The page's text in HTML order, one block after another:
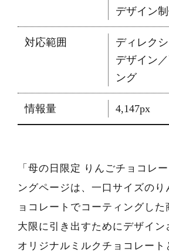
デザイン
対応範囲
ディレク
デザイン
ング
情報量 4,147px
「母の日限定 りんごチョコレ
ングページは、一口サイズのり
ョコレートでコーティングした
大限に引き出すためにデザイン
オリジナルミルクチョコレート